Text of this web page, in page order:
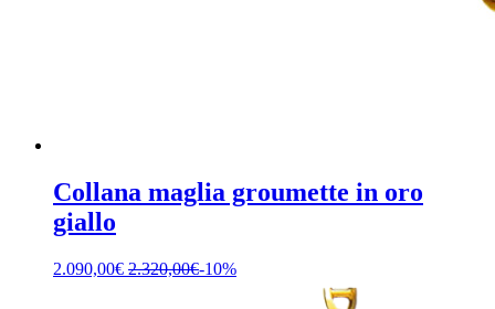
Collana maglia groumette in oro
giallo
2.090,00€ 2.320,00€-10%